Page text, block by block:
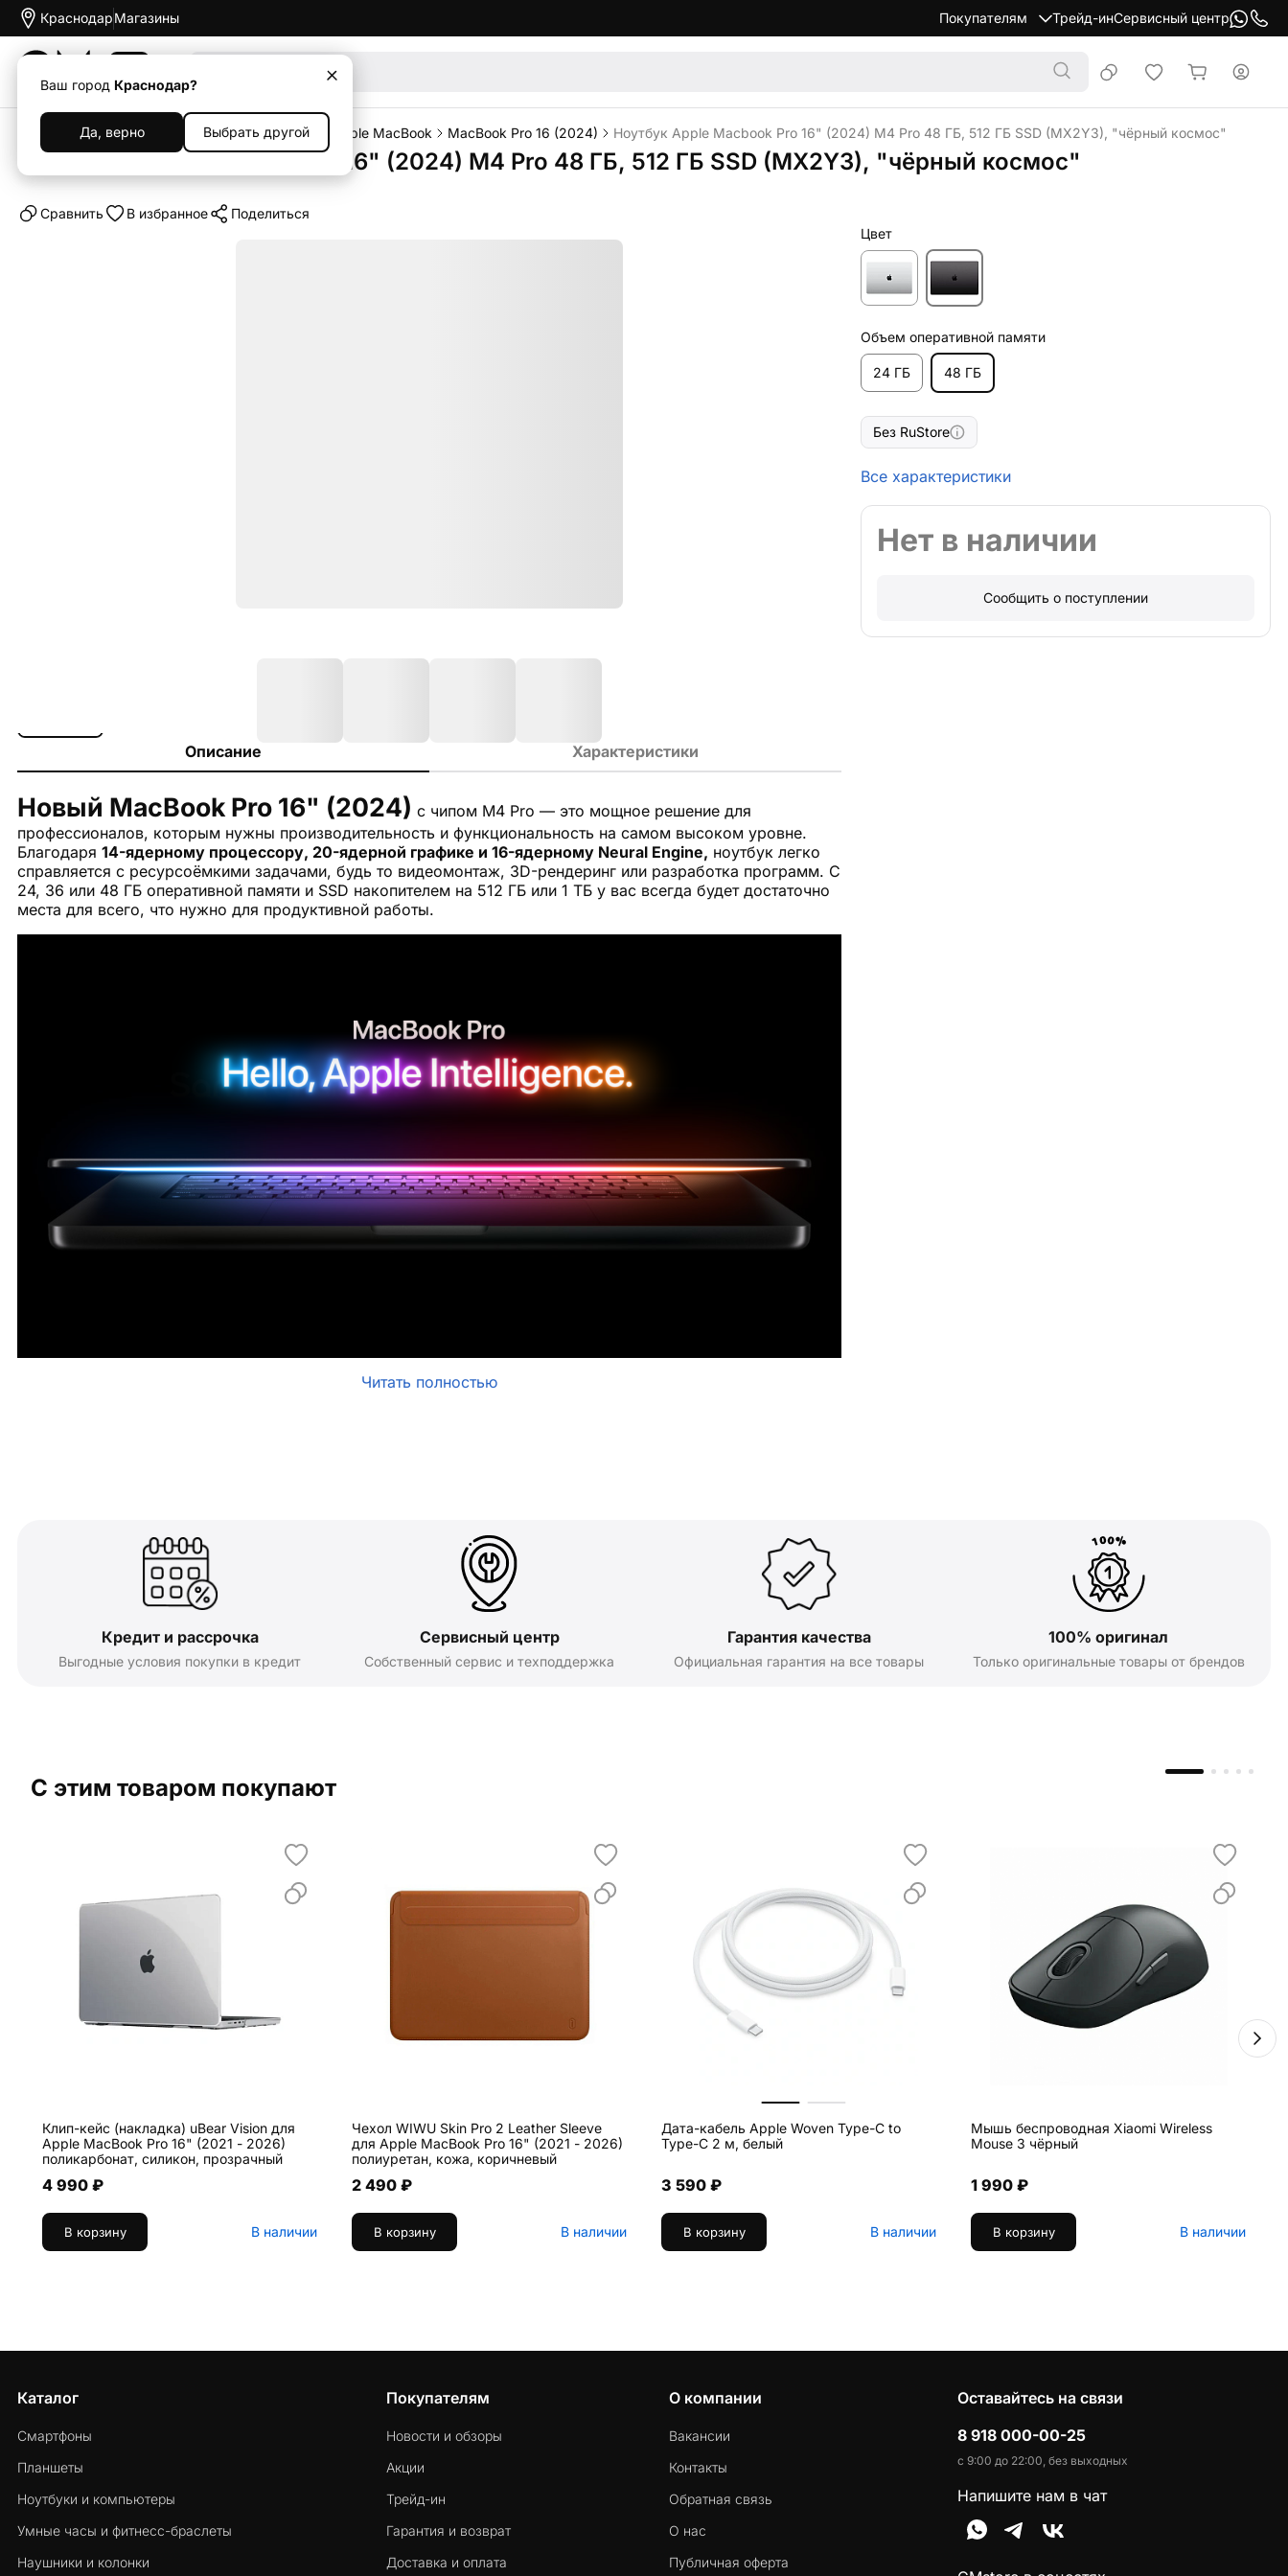
Краснодар
Ваш город Краснодар?
Да, верно Выбрать другой
Магазины Покупателям Трейд-инСервисный центр
Каталог Ноутбуки и компьютеры Apple MacBook MacBook Pro 16 (2024) Ноутбук Apple Macbook Pro 16" (2024) M4 Pro 48 ГБ, 512 ГБ SSD (MX2Y3), "чёрный космос"
Ноутбук Apple Macbook Pro 16" (2024) M4 Pro 48 ГБ, 512 ГБ SSD (MX2Y3), "чёрный космос"
Cравнить В избранное Поделиться
Описание Характеристики
Новый MacBook Pro 16" (2024) с чипом M4 Pro — это мощное решение для
профессионалов, которым нужны производительность и функциональность на самом высоком уровне.
Благодаря 14-ядерному процессору, 20-ядерной графике и 16-ядерному Neural Engine, ноутбук легко
справляется с ресурсоёмкими задачами, будь то видеомонтаж, 3D-рендеринг или разработка программ. С
24, 36 или 48 ГБ оперативной памяти и SSD накопителем на 512 ГБ или 1 ТБ у вас всегда будет достаточно
места для всего, что нужно для продуктивной работы.
Читать полностью
Цвет
Объем оперативной памяти
24 ГБ 48 ГБ
Без RuStore
Все характеристики
Нет в наличии
Сообщить о поступлении
Кредит и рассрочка
Выгодные условия покупки в кредит
Сервисный центр
Собственный сервис и техподдержка
Гарантия качества
Официальная гарантия на все товары
100% оригинал
Только оригинальные товары от брендов
С этим товаром покупают
Клип-кейс (накладка) uBear Vision для
Apple MacBook Pro 16" (2021 - 2026)
поликарбонат, силикон, прозрачный
4 990 ₽
В корзину В наличии
Чехол WIWU Skin Pro 2 Leather Sleeve
для Apple MacBook Pro 16" (2021 - 2026)
полиуретан, кожа, коричневый
2 490 ₽
В корзину В наличии
Дата-кабель Apple Woven Type-C to
Type-C 2 м, белый
3 590 ₽
В корзину В наличии
Мышь беспроводная Xiaomi Wireless
Mouse 3 чёрный
1 990 ₽
В корзину В наличии
Каталог
Смартфоны
Планшеты
Ноутбуки и компьютеры
Умные часы и фитнесс-браслеты
Наушники и колонки
Покупателям
Новости и обзоры
Акции
Трейд-ин
Гарантия и возврат
Доставка и оплата
О компании
Вакансии
Контакты
Обратная связь
О нас
Публичная оферта
Оставайтесь на связи
8 918 000-00-25
с 9:00 до 22:00, без выходных
Напишите нам в чат